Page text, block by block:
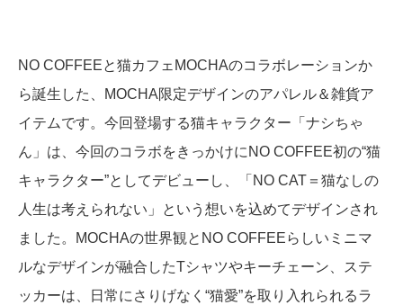
NO COFFEEと猫カフェMOCHAのコラボレーションか
ら誕生した、MOCHA限定デザインのアパレル＆雑貨ア
イテムです。今回登場する猫キャラクター「ナシちゃ
ん」は、今回のコラボをきっかけにNO COFFEE初の“猫
キャラクター”としてデビューし、「NO CAT＝猫なしの
人生は考えられない」という想いを込めてデザインされ
ました。MOCHAの世界観とNO COFFEEらしいミニマ
ルなデザインが融合したTシャツやキーチェーン、ステ
ッカーは、日常にさりげなく“猫愛”を取り入れられるラ